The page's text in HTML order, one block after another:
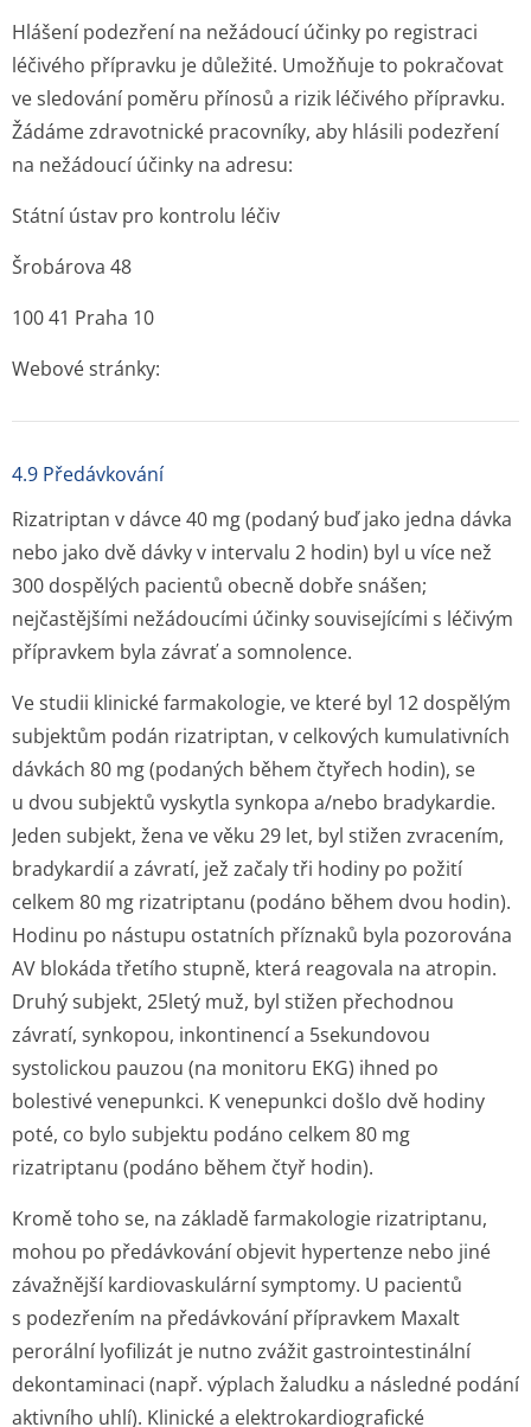
Hlášení podezření na nežádoucí účinky po registraci
léčivého přípravku je důležité. Umožňuje to pokračovat
ve sledování poměru přínosů a rizik léčivého přípravku.
Žádáme zdravotnické pracovníky, aby hlásili podezření
na nežádoucí účinky na adresu:
Státní ústav pro kontrolu léčiv
Šrobárova 48
100 41 Praha 10
Webové stránky:
4.9 Předávkování
Rizatriptan v dávce 40 mg (podaný buď jako jedna dávka
nebo jako dvě dávky v intervalu 2 hodin) byl u více než
300 dospělých pacientů obecně dobře snášen;
nejčastějšími nežádoucími účinky souvisejícími s léčivým
přípravkem byla závrať a somnolence.
Ve studii klinické farmakologie, ve které byl 12 dospělým
subjektům podán rizatriptan, v celkových kumulativních
dávkách 80 mg (podaných během čtyřech hodin), se
u dvou subjektů vyskytla synkopa a/nebo bradykardie.
Jeden subjekt, žena ve věku 29 let, byl stižen zvracením,
bradykardií a závratí, jež začaly tři hodiny po požití
celkem 80 mg rizatriptanu (podáno během dvou hodin).
Hodinu po nástupu ostatních příznaků byla pozorována
AV blokáda třetího stupně, která reagovala na atropin.
Druhý subjekt, 25letý muž, byl stižen přechodnou
závratí, synkopou, inkontinencí a 5sekundovou
systolickou pauzou (na monitoru EKG) ihned po
bolestivé venepunkci. K venepunkci došlo dvě hodiny
poté, co bylo subjektu podáno celkem 80 mg
rizatriptanu (podáno během čtyř hodin).
Kromě toho se, na základě farmakologie rizatriptanu,
mohou po předávkování objevit hypertenze nebo jiné
závažnější kardiovaskulární symptomy. U pacientů
s podezřením na předávkování přípravkem Maxalt
perorální lyofilizát je nutno zvážit gastrointestinální
dekontaminaci (např. výplach žaludku a následné podání
aktivního uhlí). Klinické a elektrokardio­grafické